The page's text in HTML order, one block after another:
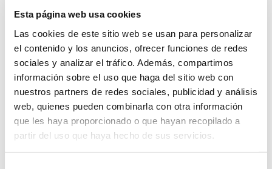
Esta página web usa cookies
Las cookies de este sitio web se usan para personalizar
el contenido y los anuncios, ofrecer funciones de redes
sociales y analizar el tráfico. Además, compartimos
información sobre el uso que haga del sitio web con
nuestros partners de redes sociales, publicidad y análisis
web, quienes pueden combinarla con otra información
que les haya proporcionado o que hayan recopilado a
partir del uso que haya hecho de sus servicios.
Una de sus principales ventajas es su capacidad
para transformar una estancia de forma
inmediata. Puede convertirse en el protagonista
de una pared o complementar el resto de la
decoración con elegancia y personalidad.
Además, muchos modelos actuales cuentan con
una gran resistencia al desgaste y una excelente
durabilidad.